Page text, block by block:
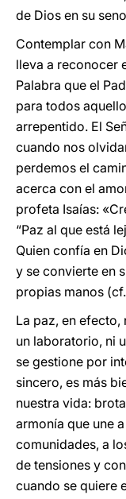
de Dios en su
Contemplar con
lleva a reconocer
Palabra que el
para todos
arrepentido. El
cuando nos
perdemos el
acerca con el
profeta Isaías:
“Paz al que está
Quien confía en
y se convierte en
propias manos (cf.
La paz, en efecto,
un laboratorio, ni
se gestione por
sincero, es más
nuestra vida:
armonía que une
comunidades, a
de tensiones y
cuando se quiere